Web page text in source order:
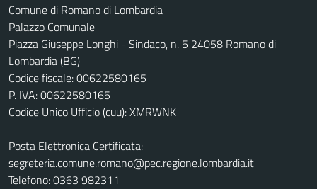
Comune di Romano di Lombardia
Palazzo Comunale
Piazza Giuseppe Longhi - Sindaco, n. 5 24058 Romano di
Lombardia (BG)
Codice fiscale: 00622580165
P. IVA: 00622580165
Codice Unico Ufficio (cuu): XMRWNK
Posta Elettronica Certificata:
segreteria.comune.romano@pec.regione.lombardia.it
Telefono: 0363 982311